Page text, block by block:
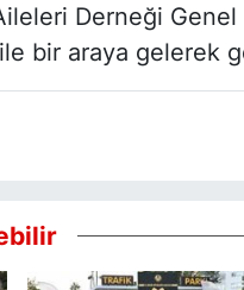
Derneği Genel
bir araya gelerek